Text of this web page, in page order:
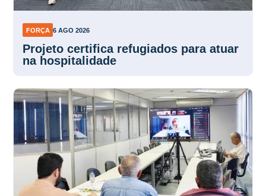
FORÇA 6 AGO 2026
Projeto certifica refugiados para atuar
na hospitalidade